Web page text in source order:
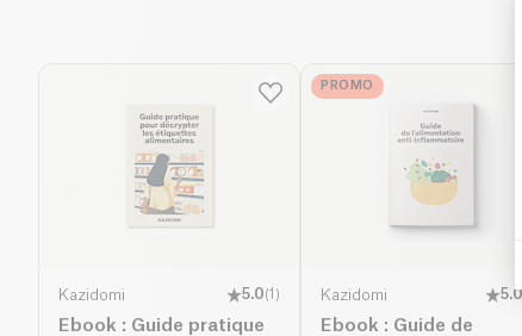
Kazidomi 5.0(1 )
Ebook : Guide pratique
PROMO
Kazidomi 5.0
Ebook : Guide de